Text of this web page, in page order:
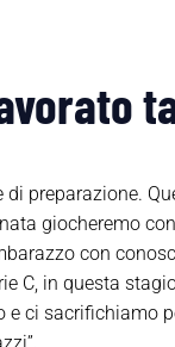
preparazione.
giocheremo con
con
C, in questa
e ci sacrifichiamo